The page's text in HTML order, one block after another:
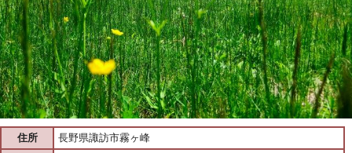
住所
長野県諏訪市霧ヶ峰